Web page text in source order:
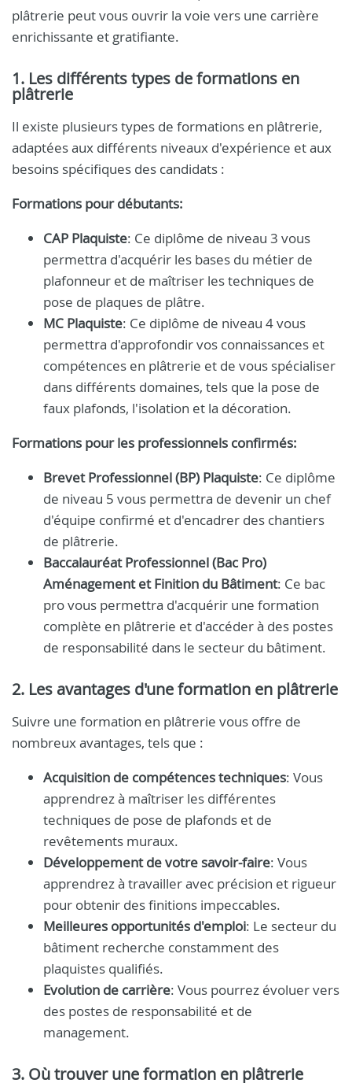
plâtrerie peut vous ouvrir la voie vers une carrière
enrichissante et gratifiante.
1. Les différents types de formations en
plâtrerie
Il existe plusieurs types de formations en plâtrerie,
adaptées aux différents niveaux d'expérience et aux
besoins spécifiques des candidats :
Formations pour débutants:
CAP Plaquiste: Ce diplôme de niveau 3 vous
permettra d'acquérir les bases du métier de
plafonneur et de maîtriser les techniques de
pose de plaques de plâtre.
MC Plaquiste: Ce diplôme de niveau 4 vous
permettra d'approfondir vos connaissances et
compétences en plâtrerie et de vous spécialiser
dans différents domaines, tels que la pose de
faux plafonds, l'isolation et la décoration.
Formations pour les professionnels confirmés:
Brevet Professionnel (BP) Plaquiste: Ce diplôme
de niveau 5 vous permettra de devenir un chef
d'équipe confirmé et d'encadrer des chantiers
de plâtrerie.
Baccalauréat Professionnel (Bac Pro)
Aménagement et Finition du Bâtiment: Ce bac
pro vous permettra d'acquérir une formation
complète en plâtrerie et d'accéder à des postes
de responsabilité dans le secteur du bâtiment.
2. Les avantages d'une formation en plâtrerie
Suivre une formation en plâtrerie vous offre de
nombreux avantages, tels que :
Acquisition de compétences techniques: Vous
apprendrez à maîtriser les différentes
techniques de pose de plafonds et de
revêtements muraux.
Développement de votre savoir-faire: Vous
apprendrez à travailler avec précision et rigueur
pour obtenir des finitions impeccables.
Meilleures opportunités d'emploi: Le secteur du
bâtiment recherche constamment des
plaquistes qualifiés.
Evolution de carrière: Vous pourrez évoluer vers
des postes de responsabilité et de
management.
3. Où trouver une formation en plâtrerie